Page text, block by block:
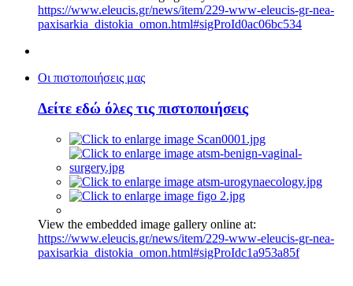
https://www.eleucis.gr/news/item/229-www-eleucis-gr-nea-
paxisarkia_distokia_omon.html#sigProId0ac06bc534
Οι πιστοποιήσεις μας
Δείτε εδώ όλες τις πιστοποιήσεις
View the embedded image gallery online at:
https://www.eleucis.gr/news/item/229-www-eleucis-gr-nea-
paxisarkia_distokia_omon.html#sigProIdc1a953a85f